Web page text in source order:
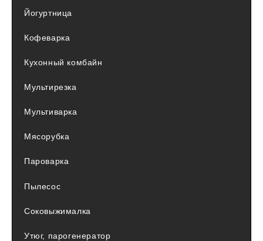
Йогуртница
Кофеварка
Кухонный комбайн
Мультирезка
Мультиварка
Мясорубка
Пароварка
Пылесос
Соковыжималка
Утюг, парогенератор